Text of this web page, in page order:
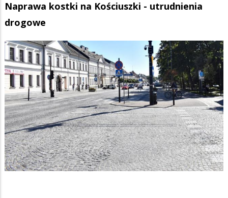
Naprawa kostki na Kościuszki - utrudnienia
drogowe